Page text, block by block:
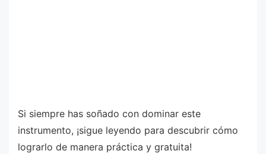
Si siempre has soñado con dominar este
instrumento, ¡sigue leyendo para descubrir cómo
lograrlo de manera práctica y gratuita!